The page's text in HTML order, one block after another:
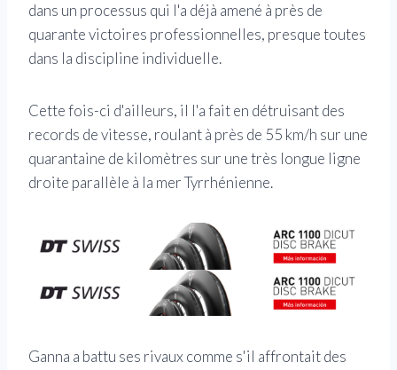
dans un processus qui l'a déjà amené à près de
quarante victoires professionnelles, presque toutes
dans la discipline individuelle.
Cette fois-ci d'ailleurs, il l'a fait en détruisant des
records de vitesse, roulant à près de 55 km/h sur une
quarantaine de kilomètres sur une très longue ligne
droite parallèle à la mer Tyrrhénienne.
Ganna a battu ses rivaux comme s'il affrontait des